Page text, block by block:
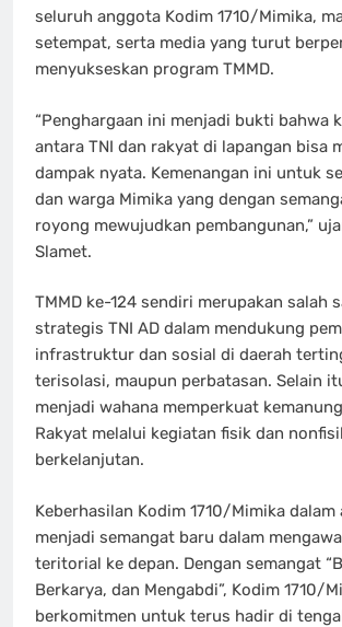
seluruh anggota Kodim 1710/Mimika,
setempat, serta media yang turut
menyukseskan program TMMD.
“Penghargaan ini menjadi bukti bahwa
antara TNI dan rakyat di lapangan bisa
dampak nyata. Kemenangan ini untuk
dan warga Mimika yang dengan
royong mewujudkan pembangunan,”
Slamet.
TMMD ke-124 sendiri merupakan salah
strategis TNI AD dalam mendukung
infrastruktur dan sosial di daerah
terisolasi, maupun perbatasan. Selain
menjadi wahana memperkuat
Rakyat melalui kegiatan fisik dan
berkelanjutan.
Keberhasilan Kodim 1710/Mimika dalam
menjadi semangat baru dalam
teritorial ke depan. Dengan semangat
Berkarya, dan Mengabdi”, Kodim 1710/
berkomitmen untuk terus hadir di